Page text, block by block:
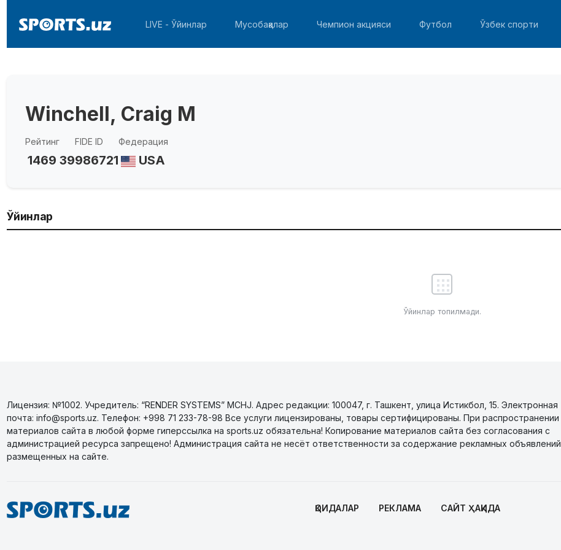
LIVE - Ўйинлар Мусобақалар Чемпион акцияси Футбол Ўзбек спорти
Winchell, Craig M
Рейтинг
1469
FIDE ID
39986721
Федерация
USA
Ўйинлар
Ўйинлар топилмади.
Лицензия: №1002. Учредитель: “RENDER SYSTEMS” MCHJ. Адрес редакции: 100047, г. Ташкент, улица Истикбол, 15. Электронная
почта: info@sports.uz. Телефон: +998 71 233-78-98 Все услуги лицензированы, товары сертифицированы. При распространении
материалов сайта в любой форме гиперссылка на sports.uz обязательна! Копирование материалов сайта без согласования с
администрацией ресурса запрещено! Администрация сайта не несёт ответственности за содержание рекламных объявлений,
размещенных на сайте.
ҚОИДАЛАР РЕКЛАМА САЙТ ҲАҚИДА